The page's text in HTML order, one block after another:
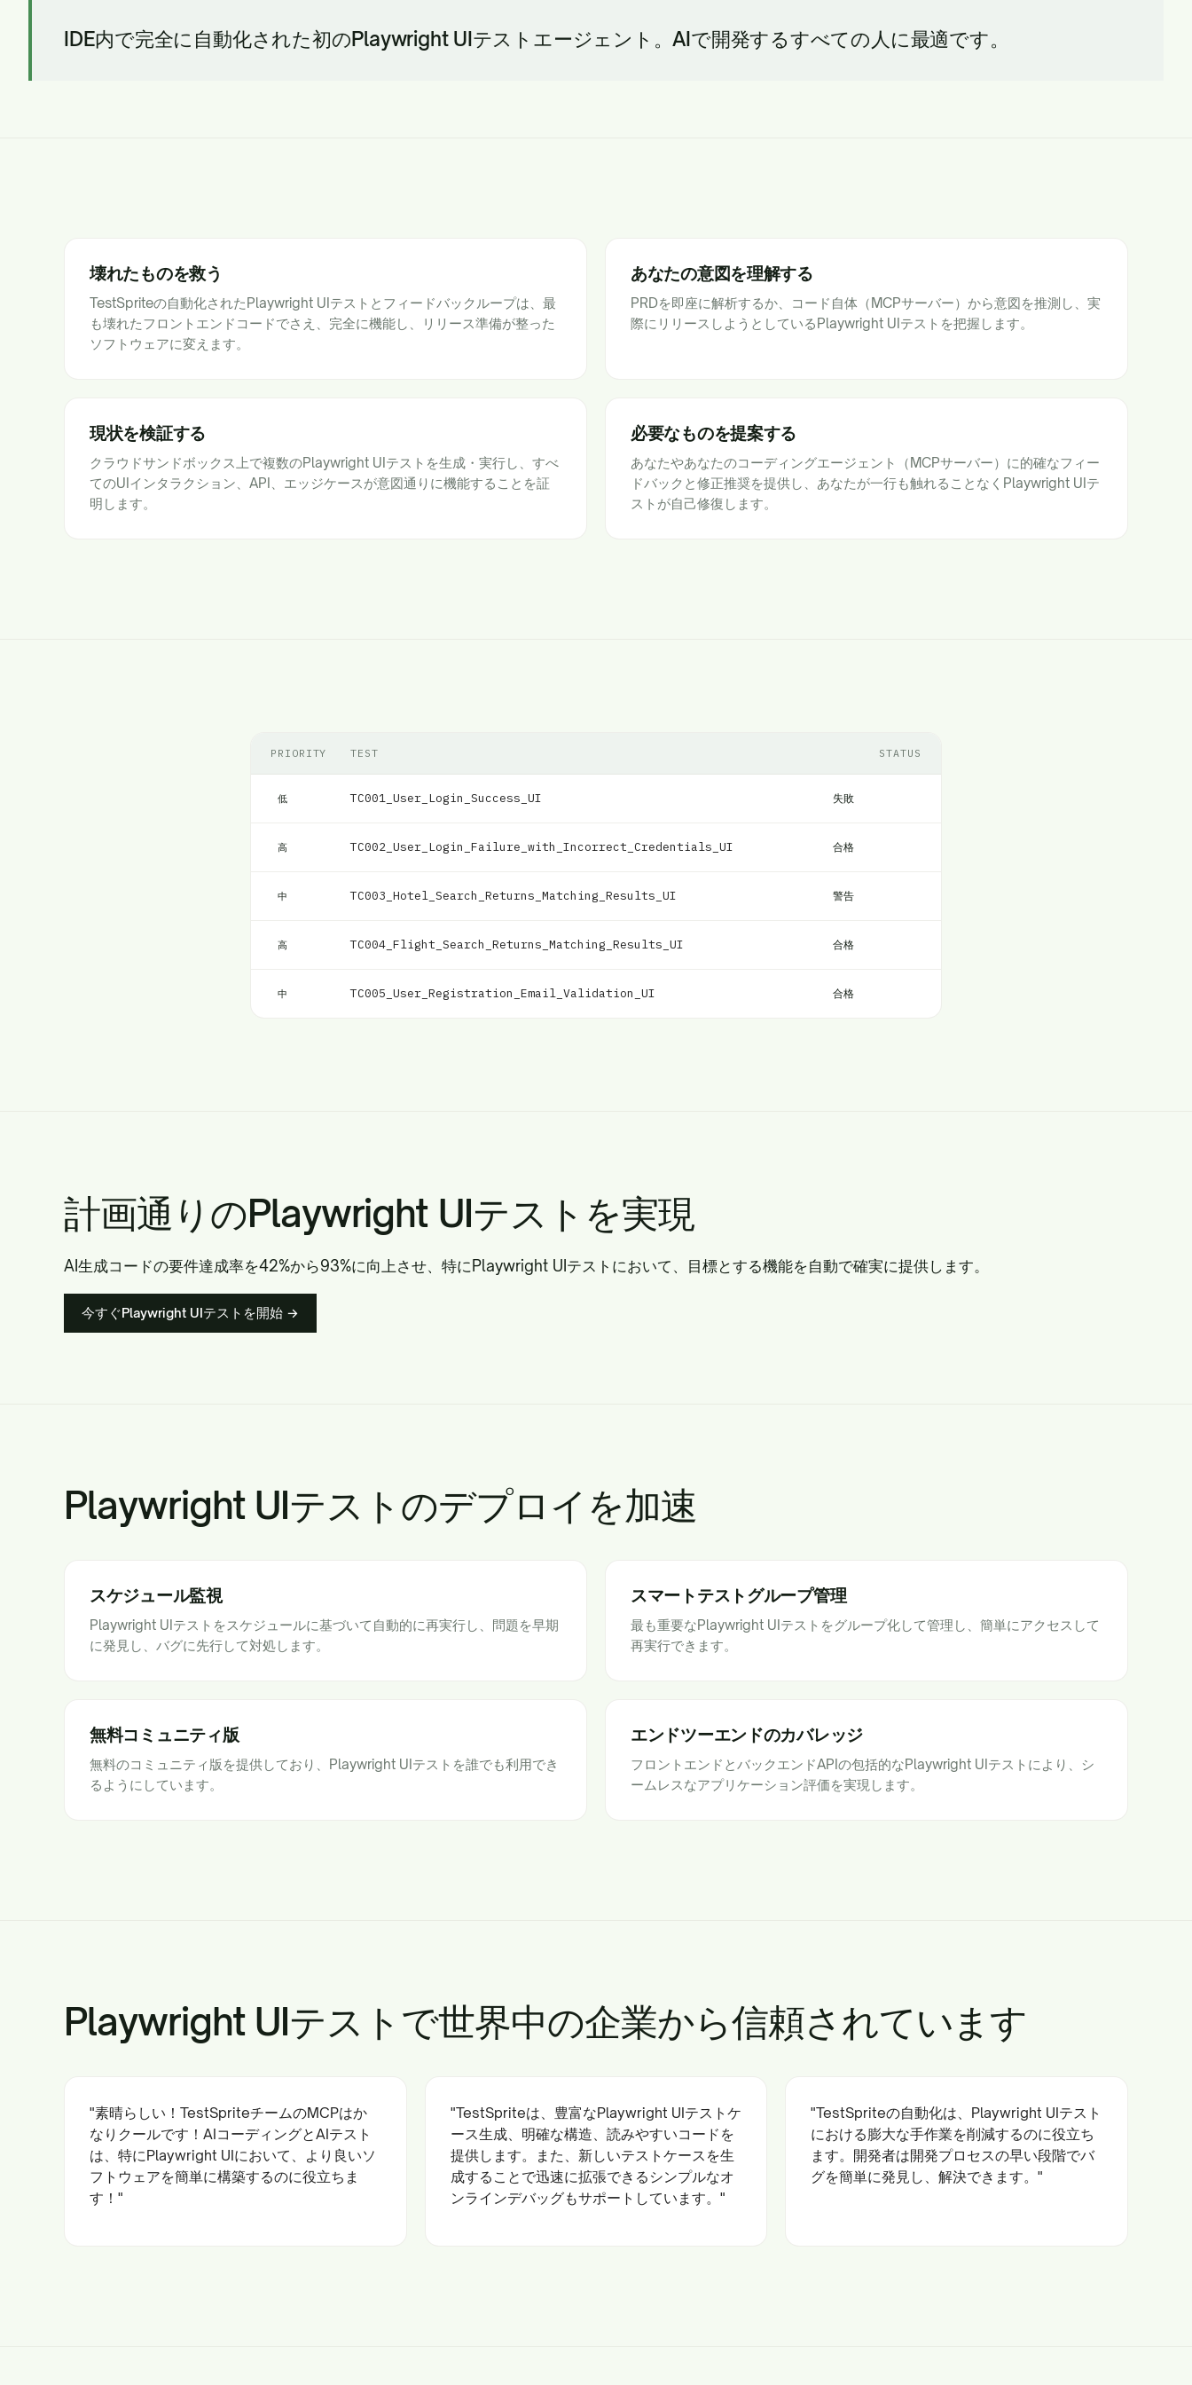
IDE内で完全に自動化された初のPlaywright UIテストエージェント。AIで開発するすべての人に最適です。
壊れたものを救う
TestSpriteの自動化されたPlaywright UIテストとフィードバックループは、最
も壊れたフロントエンドコードでさえ、完全に機能し、リリース準備が整った
ソフトウェアに変えます。
あなたの意図を理解する
PRDを即座に解析するか、コード自体（MCPサーバー）から意図を推測し、実
際にリリースしようとしているPlaywright UIテストを把握します。
現状を検証する
クラウドサンドボックス上で複数のPlaywright UIテストを生成・実行し、すべ
てのUIインタラクション、API、エッジケースが意図通りに機能することを証
明します。
必要なものを提案する
あなたやあなたのコーディングエージェント（MCPサーバー）に的確なフィー
ドバックと修正推奨を提供し、あなたが一行も触れることなくPlaywright UIテ
ストが自己修復します。
PRIORITY TEST STATUS
低 TC001_User_Login_Success_UI 失敗
高 TC002_User_Login_Failure_with_Incorrect_Credentials_UI 合格
中 TC003_Hotel_Search_Returns_Matching_Results_UI 警告
高 TC004_Flight_Search_Returns_Matching_Results_UI 合格
中 TC005_User_Registration_Email_Validation_UI 合格
計画通りのPlaywright UIテストを実現
AI生成コードの要件達成率を42%から93%に向上させ、特にPlaywright UIテストにおいて、目標とする機能を自動で確実に提供します。
今すぐPlaywright UIテストを開始 →
Playwright UIテストのデプロイを加速
スケジュール監視
Playwright UIテストをスケジュールに基づいて自動的に再実行し、問題を早期
に発見し、バグに先行して対処します。
スマートテストグループ管理
最も重要なPlaywright UIテストをグループ化して管理し、簡単にアクセスして
再実行できます。
無料コミュニティ版
無料のコミュニティ版を提供しており、Playwright UIテストを誰でも利用でき
るようにしています。
エンドツーエンドのカバレッジ
フロントエンドとバックエンドAPIの包括的なPlaywright UIテストにより、シ
ームレスなアプリケーション評価を実現します。
Playwright UIテストで世界中の企業から信頼されています
"素晴らしい！TestSpriteチームのMCPはか
なりクールです！AIコーディングとAIテスト
は、特にPlaywright UIにおいて、より良いソ
フトウェアを簡単に構築するのに役立ちま
す！"
"TestSpriteは、豊富なPlaywright UIテストケ
ース生成、明確な構造、読みやすいコードを
提供します。また、新しいテストケースを生
成することで迅速に拡張できるシンプルなオ
ンラインデバッグもサポートしています。"
"TestSpriteの自動化は、Playwright UIテスト
における膨大な手作業を削減するのに役立ち
ます。開発者は開発プロセスの早い段階でバ
グを簡単に発見し、解決できます。"